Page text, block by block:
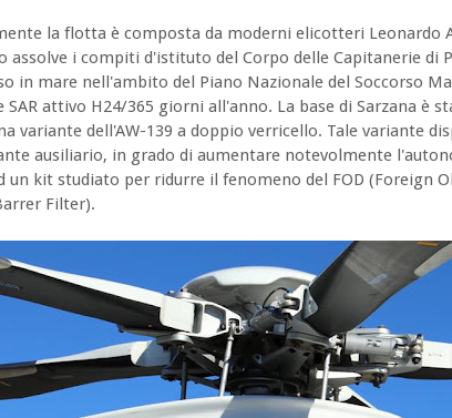
la flotta è composta da moderni elicotteri Leonardo
assolve i compiti d'istituto del Corpo delle Capitanerie di
in mare nell'ambito del Piano Nazionale del Soccorso
SAR attivo H24/365 giorni all'anno. La base di Sarzana è
variante dell'AW-139 a doppio verricello. Tale variante
ausiliario, in grado di aumentare notevolmente
un kit studiato per ridurre il fenomeno del FOD (Foreign
Filter).